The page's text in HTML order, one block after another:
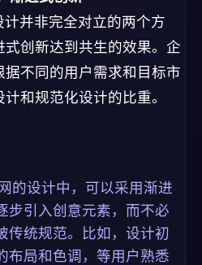
并非完全对立的两个方
创新达到共生的效果。企
不同的用户需求和目标市
和规范化设计的比重。
的设计中，可以采用渐进
步引入创意元素，而不必
传统规范。比如，设计初
布局和色调，等用户熟悉